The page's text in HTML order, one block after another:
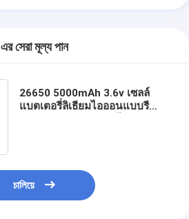
এর সেরা মূল্য পান
26650 5000mAh 3.6v เซลล์
แบตเตอรี่ลิเธียมไอออนแบบรี
চালিয়ে